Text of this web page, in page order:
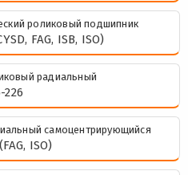
роликовый подшипник
FAG, ISB, ISO)
радиальный
226
самоцентрирующийся
ISO)